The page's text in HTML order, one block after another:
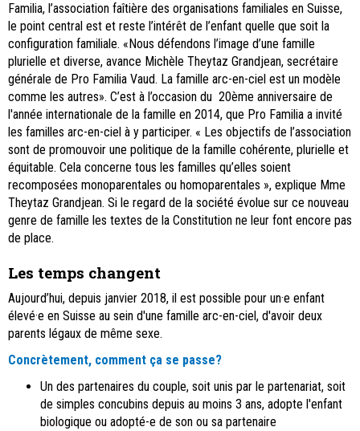
Familia, l’association faîtière des organisations familiales en Suisse,
le point central est et reste l’intérêt de l’enfant quelle que soit la
configuration familiale. «Nous défendons l’image d’une famille
plurielle et diverse, avance Michèle Theytaz Grandjean, secrétaire
générale de Pro Familia Vaud. La famille arc-en-ciel est un modèle
comme les autres». C’est à l’occasion du 20ème anniversaire de
l'année internationale de la famille en 2014, que Pro Familia a invité
les familles arc-en-ciel à y participer. « Les objectifs de l’association
sont de promouvoir une politique de la famille cohérente, plurielle et
équitable. Cela concerne tous les familles qu’elles soient
recomposées monoparentales ou homoparentales », explique Mme
Theytaz Grandjean. Si le regard de la société évolue sur ce nouveau
genre de famille les textes de la Constitution ne leur font encore pas
de place.
Les temps changent
Aujourd’hui, depuis janvier 2018, il est possible pour un·e enfant
élevé·e en Suisse au sein d'une famille arc-en-ciel, d'avoir deux
parents légaux de même sexe.
Concrètement, comment ça se passe?
Un des partenaires du couple, soit unis par le partenariat, soit
de simples concubins depuis au moins 3 ans, adopte l'enfant
biologique ou adopté-e de son ou sa partenaire